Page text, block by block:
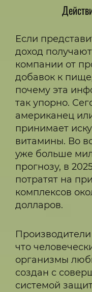
Если
доход
компании от
добавок к
почему эта
так упорно.
американец
принимает
витамины. Во
уже больше
прогнозу, в
потратят на
комплексов
долларов.
что
организмы
создан с
системой